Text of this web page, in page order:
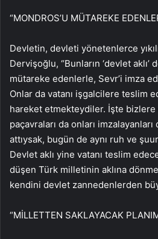
“MONDROS’U MÜTAREKE
Devletin, devleti yönetenlerce
Dervişoğlu, “Bunların ‘devlet aklı’
mütareke edenlerle, Sevr’i imza
Onlar da vatanı işgalcilere teslim
hareket etmekteydiler. İşte bizlere
paçavraları da onları imzalayanları
attıysak, bugün de aynı ruh ve
Devlet aklı yine vatanı teslim
düşen Türk milletinin aklına
kendini devlet zannedenlerden
“MİLLETTEN SAKLAYACAK